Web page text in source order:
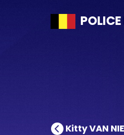
Kitty VAN